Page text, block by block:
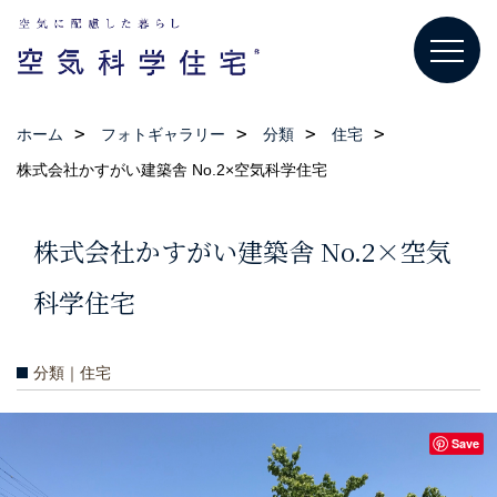
ホーム フォトギャラリー 分類
住宅
株式会社かすがい建築舎 No.2×空気科学住宅
株式会社かすがい建築舎 No.2×空気
科学住宅
分類｜住宅
Save